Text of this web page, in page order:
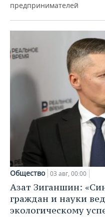
предпринимателей
Общество 03 авг, 00:00
Азат Зиганшин:
граждан и науки
экологическому